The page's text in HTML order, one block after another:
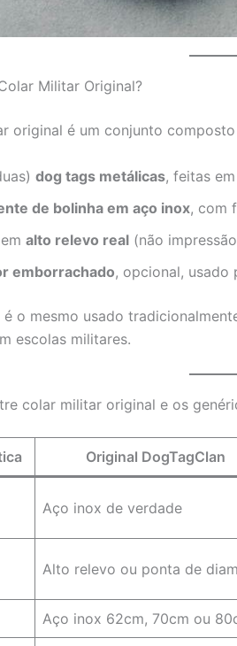
Militar Original?
original é um conjunto
dog tags metálicas, feitas
de bolinha em aço inox, com
alto relevo real (não
emborrachado, opcional, usado
é o mesmo usado
escolas militares.
colar militar original e os
Original DogTagClan
Aço inox de verdade
Alto relevo ou ponta de
Aço inox 62cm, 70cm ou